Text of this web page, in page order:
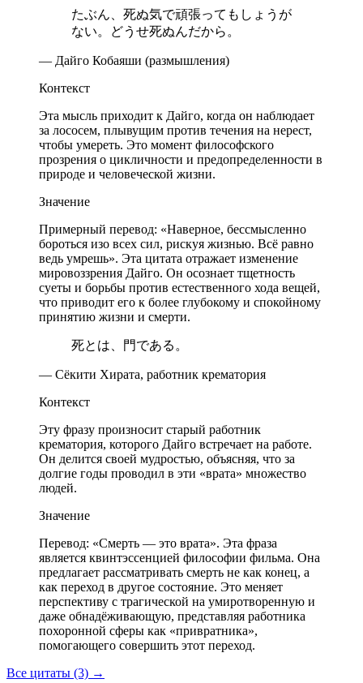
たぶん、死ぬ気で頑張ってもしょうが
ない。どうせ死ぬんだから。
— Дайго Кобаяши (размышления)
Контекст
Эта мысль приходит к Дайго, когда он наблюдает
за лососем, плывущим против течения на нерест,
чтобы умереть. Это момент философского
прозрения о цикличности и предопределенности в
природе и человеческой жизни.
Значение
Примерный перевод: «Наверное, бессмысленно
бороться изо всех сил, рискуя жизнью. Всё равно
ведь умрешь». Эта цитата отражает изменение
мировоззрения Дайго. Он осознает тщетность
суеты и борьбы против естественного хода вещей,
что приводит его к более глубокому и спокойному
принятию жизни и смерти.
死とは、門である。
— Сёкити Хирата, работник крематория
Контекст
Эту фразу произносит старый работник
крематория, которого Дайго встречает на работе.
Он делится своей мудростью, объясняя, что за
долгие годы проводил в эти «врата» множество
людей.
Значение
Перевод: «Смерть — это врата». Эта фраза
является квинтэссенцией философии фильма. Она
предлагает рассматривать смерть не как конец, а
как переход в другое состояние. Это меняет
перспективу с трагической на умиротворенную и
даже обнадёживающую, представляя работника
похоронной сферы как «привратника»,
помогающего совершить этот переход.
Все цитаты (3) →